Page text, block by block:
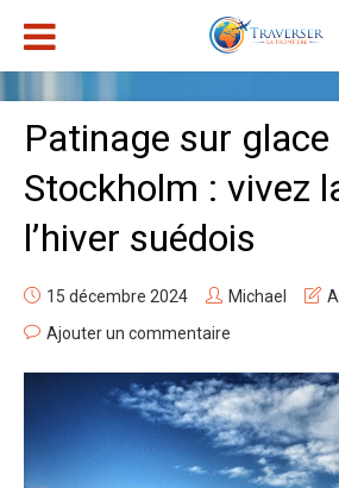
Patinage sur glace
Stockholm : vivez
l’hiver suédois
15 décembre 2024 Michael
Ajouter un commentaire